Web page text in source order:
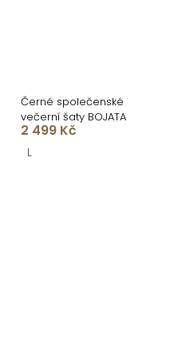
Černé společenské
večerní šaty BOJATA
2 499 Kč
L